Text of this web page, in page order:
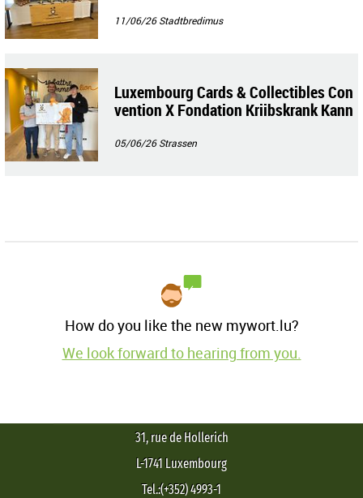
11/06/26Stadtbredimus
Luxembourg Cards & Collectibles Con
vention X Fondation Kriibskrank Kann
05/06/26Strassen
How do you like the new mywort.lu?
We look forward to hearing from you.
31, rue de Hollerich
L-1741 Luxembourg
Tel.:(+352) 4993-1